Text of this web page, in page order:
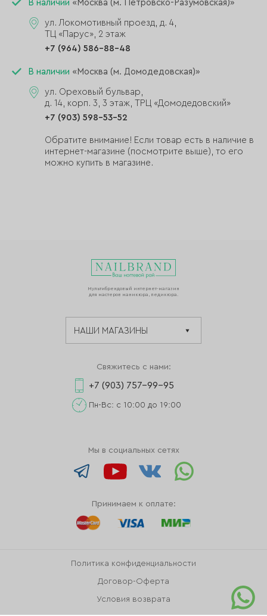
В наличии «Москва (м. Петровско-Разумовская)»
ул. Локомотивный проезд, д. 4,
ТЦ «Парус», 2 этаж
+7 (964) 586-88-48
В наличии «Москва (м. Домодедовская)»
ул. Ореховый бульвар,
д. 14, корп. 3, 3 этаж, ТРЦ «Домодедовский»
+7 (903) 598-53-52
Обратите внимание! Если товар есть в наличие в
интернет-магазине (посмотрите выше), то его
можно купить в магазине.
Мультибрендовый интернет-магазин
для мастеров маникюра, педикюра.
Свяжитесь с нами:
+7 (903) 757-99-95
Пн-Вс: с 10:00 до 19:00
Мы в социальных сетях
Принимаем к оплате:
Политика конфиденциальности
Договор-Оферта
Условия возврата